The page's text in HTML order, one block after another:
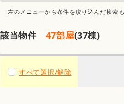
左のメニューから条件を絞り込んだ検索
該当物件 47部屋(37棟)
すべて選択/解除